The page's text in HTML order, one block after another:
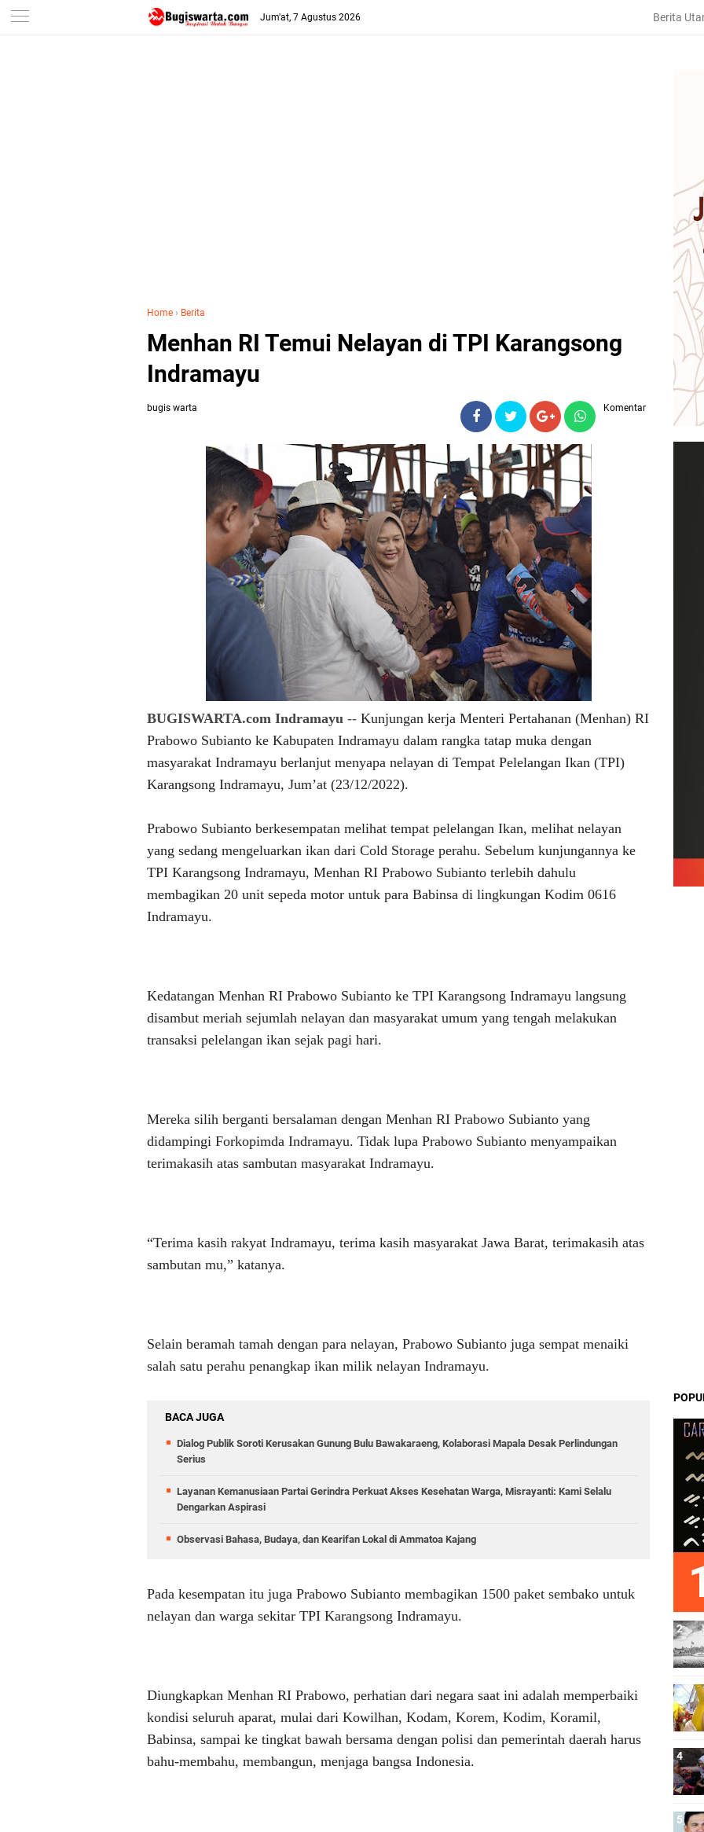
-->
Jum'at, 7 Agustus 2026 Berita
Home › Berita
Menhan RI Temui Nelayan di TPI Karangsong
Indramayu
bugis warta Komentar
BUGISWARTA.com Indramayu -- Kunjungan kerja Menteri Pertahanan (Menhan) RI
Prabowo Subianto ke Kabupaten Indramayu dalam rangka tatap muka dengan
masyarakat Indramayu berlanjut menyapa nelayan di Tempat Pelelangan Ikan (TPI)
Karangsong Indramayu, Jum’at (23/12/2022).
Prabowo Subianto berkesempatan melihat tempat pelelangan Ikan, melihat nelayan
yang sedang mengeluarkan ikan dari Cold Storage perahu. Sebelum kunjungannya ke
TPI Karangsong Indramayu, Menhan RI Prabowo Subianto terlebih dahulu
membagikan 20 unit sepeda motor untuk para Babinsa di lingkungan Kodim 0616
Indramayu.
Kedatangan Menhan RI Prabowo Subianto ke TPI Karangsong Indramayu langsung
disambut meriah sejumlah nelayan dan masyarakat umum yang tengah melakukan
transaksi pelelangan ikan sejak pagi hari.
Mereka silih berganti bersalaman dengan Menhan RI Prabowo Subianto yang
didampingi Forkopimda Indramayu. Tidak lupa Prabowo Subianto menyampaikan
terimakasih atas sambutan masyarakat Indramayu.
“Terima kasih rakyat Indramayu, terima kasih masyarakat Jawa Barat, terimakasih atas
sambutan mu,” katanya.
Selain beramah tamah dengan para nelayan, Prabowo Subianto juga sempat menaiki
salah satu perahu penangkap ikan milik nelayan Indramayu.
BACA JUGA
Dialog Publik Soroti Kerusakan Gunung Bulu Bawakaraeng, Kolaborasi Mapala Desak Perlindungan
Serius
Layanan Kemanusiaan Partai Gerindra Perkuat Akses Kesehatan Warga, Misrayanti: Kami Selalu
Dengarkan Aspirasi
Observasi Bahasa, Budaya, dan Kearifan Lokal di Ammatoa Kajang
Pada kesempatan itu juga Prabowo Subianto membagikan 1500 paket sembako untuk
nelayan dan warga sekitar TPI Karangsong Indramayu.
Diungkapkan Menhan RI Prabowo, perhatian dari negara saat ini adalah memperbaiki
kondisi seluruh aparat, mulai dari Kowilhan, Kodam, Korem, Kodim, Koramil,
Babinsa, sampai ke tingkat bawah bersama dengan polisi dan pemerintah daerah harus
bahu-membahu, membangun, menjaga bangsa Indonesia.